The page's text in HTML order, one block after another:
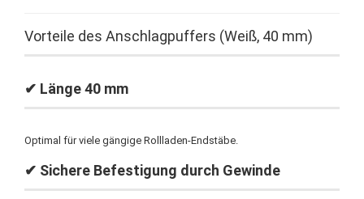
Vorteile des Anschlagpuffers (Weiß, 40 mm)
✔ Länge 40 mm
Optimal für viele gängige Rollladen-Endstäbe.
✔ Sichere Befestigung durch Gewinde